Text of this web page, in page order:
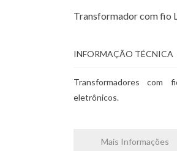
Transformador com fio
INFORMAÇÃO TÉCNICA
Transformadores
eletrônicos.
Mais Informações